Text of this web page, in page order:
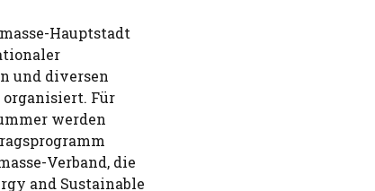
Hauptstadt
und diversen
Für
werden
Verband, die
and Sustainable